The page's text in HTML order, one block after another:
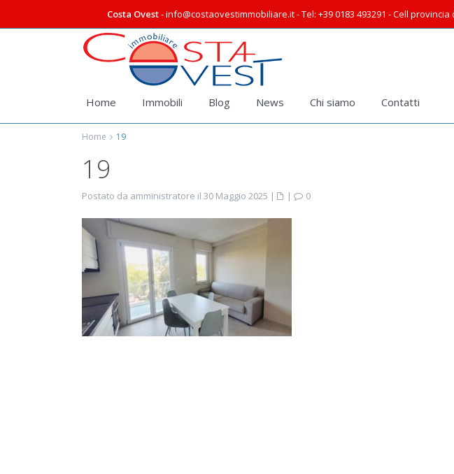
Costa Ovest- info@costaovestimmobiliare.it - Tel: +39 0183 493291 - Cell
Home Immobili Blog News Chi siamo Contatti
Home 19
19
Postato da amministratore il 30 Maggio 2025 | | 0